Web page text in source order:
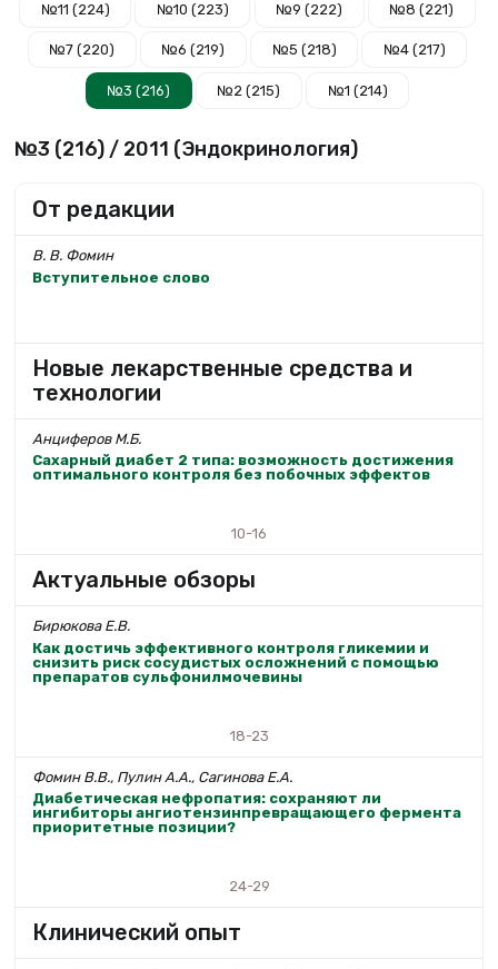
№11 (224) №10 (223) №9 (222) №8 (221)
№7 (220) №6 (219) №5 (218) №4 (217)
№3 (216) №2 (215) №1 (214)
№3 (216) / 2011 (Эндокринология)
От редакции
В. В. Фомин
Вступительное слово
Новые лекарственные средства и
технологии
Анциферов М.Б.
Сахарный диабет 2 типа: возможность достижения
оптимального контроля без побочных эффектов
10-16
Актуальные обзоры
Бирюкова Е.В.
Как достичь эффективного контроля гликемии и
снизить риск сосудистых осложнений с помощью
препаратов сульфонилмочевины
18-23
Фомин В.В., Пулин А.А., Сагинова Е.А.
Диабетическая нефропатия: сохраняют ли
ингибиторы ангиотензинпревращающего фермента
приоритетные позиции?
24-29
Клинический опыт